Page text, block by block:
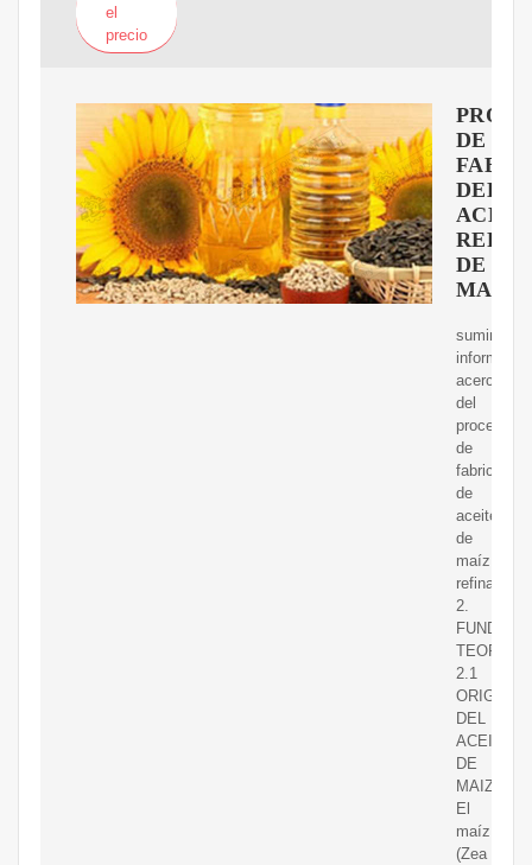
el
precio
DE
DEL
DE
MAIZ
acerca
del
proceso
de
fabricación
de
aceite
de
maíz
refinado.
2.
2.1
ORIGEN
DEL
ACEITE
DE
MAIZ
El
maíz
(Zea